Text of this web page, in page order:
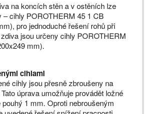
na koncích stěn a v ostěních lze
– cihly POROTHERM 45 1 CB
pro jednoduché řešení rohů při
jsou určeny cihly POROTHERM
mm).
cihlami
cihly jsou přesně zbroušeny na
úprava umožňuje provádět ložné
1 mm. Oproti nebroušeným